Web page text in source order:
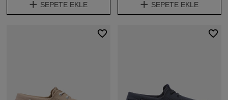
SEPETE EKLE SEPETE EKLE